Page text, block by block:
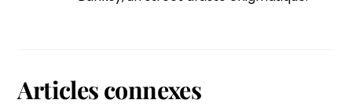
Articles connexes